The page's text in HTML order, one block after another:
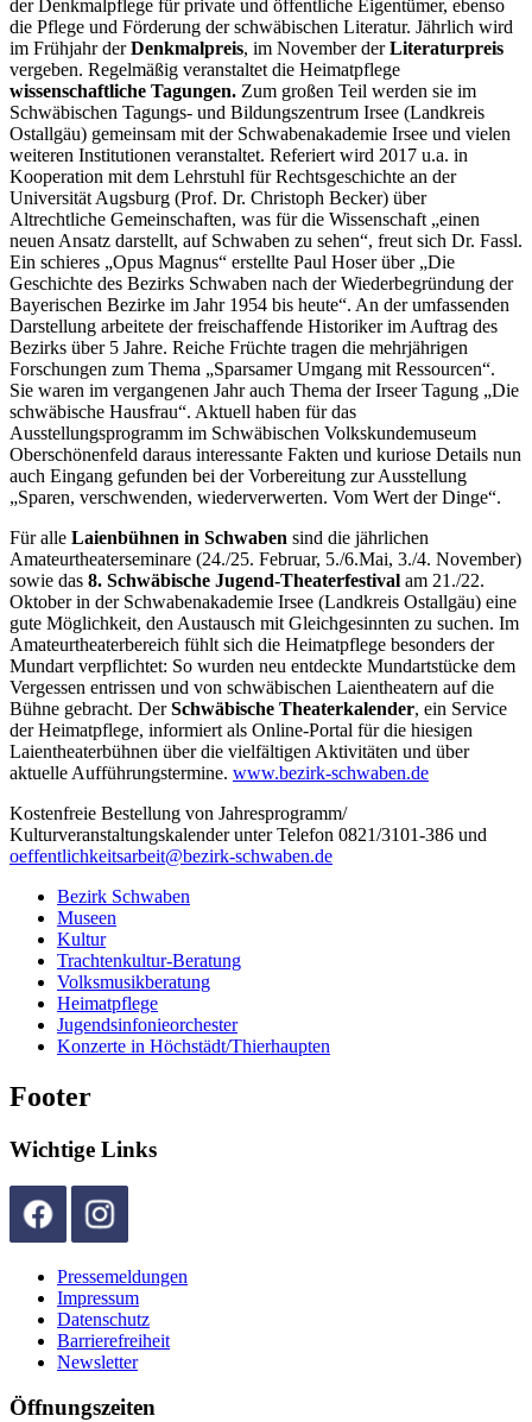
der Denkmalpflege für private und öffentliche Eigentümer, ebenso
die Pflege und Förderung der schwäbischen Literatur. Jährlich wird
im Frühjahr derDenkmalpreis, im November derLiteraturpreis
vergeben. Regelmäßig veranstaltet die Heimatpflege
wissenschaftliche Tagungen. Zum großen Teil werden sie im
Schwäbischen Tagungs- und Bildungszentrum Irsee (Landkreis
Ostallgäu) gemeinsam mit der Schwabenakademie Irsee und vielen
weiteren Institutionen veranstaltet. Referiert wird 2017 u.a. in
Kooperation mit dem Lehrstuhl für Rechtsgeschichte an der
Universität Augsburg (Prof. Dr. Christoph Becker) über
Altrechtliche Gemeinschaften, was für die Wissenschaft „einen
neuen Ansatz darstellt, auf Schwaben zu sehen“, freut sich Dr. Fassl.
Ein schieres „Opus Magnus“ erstellte Paul Hoser über „Die
Geschichte des Bezirks Schwaben nach der Wiederbegründung der
Bayerischen Bezirke im Jahr 1954 bis heute“. An der umfassenden
Darstellung arbeitete der freischaffende Historiker im Auftrag des
Bezirks über 5 Jahre. Reiche Früchte tragen die mehrjährigen
Forschungen zum Thema „Sparsamer Umgang mit Ressourcen“.
Sie waren im vergangenen Jahr auch Thema der Irseer Tagung „Die
schwäbische Hausfrau“. Aktuell haben für das
Ausstellungsprogramm im Schwäbischen Volkskundemuseum
Oberschönenfeld daraus interessante Fakten und kuriose Details nun
auch Eingang gefunden bei der Vorbereitung zur Ausstellung
„Sparen, verschwenden, wiederverwerten. Vom Wert der Dinge“.
Für alle Laienbühnen in Schwaben sind die jährlichen
Amateurtheaterseminare (24./25. Februar, 5./6.Mai, 3./4. November)
sowie das 8. Schwäbische Jugend-Theaterfestival am 21./22.
Oktober in der Schwabenakademie Irsee (Landkreis Ostallgäu) eine
gute Möglichkeit, den Austausch mit Gleichgesinnten zu suchen. Im
Amateurtheaterbereich fühlt sich die Heimatpflege besonders der
Mundart verpflichtet: So wurden neu entdeckte Mundartstücke dem
Vergessen entrissen und von schwäbischen Laientheatern auf die
Bühne gebracht. DerSchwäbische Theaterkalender, ein Service
der Heimatpflege, informiert als Online-Portal für die hiesigen
Laientheaterbühnen über die vielfältigen Aktivitäten und über
aktuelle Aufführungstermine. www.bezirk-schwaben.de
Kostenfreie Bestellung von Jahresprogramm/
Kulturveranstaltungskalender unter Telefon 0821/3101-386 und
oeffentlichkeitsarbeit@bezirk-schwaben.de
Bezirk Schwaben
Museen
Kultur
Trachtenkultur-Beratung
Volksmusikberatung
Heimatpflege
Jugendsinfonieorchester
Konzerte in Höchstädt/Thierhaupten
Footer
Wichtige Links
Pressemeldungen
Impressum
Datenschutz
Barrierefreiheit
Newsletter
Öffnungszeiten